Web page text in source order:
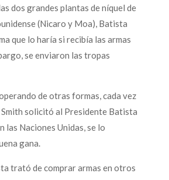
dos grandes plantas de níquel de
(Nicaro y Moa), Batista
que lo haría si recibía las armas
se enviaron las tropas
de otras formas, cada vez
Smith solicitó al Presidente Batista
las Naciones Unidas, se lo
gana.
trató de comprar armas en otros